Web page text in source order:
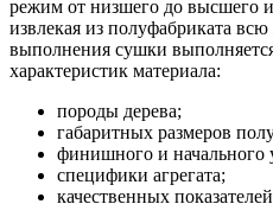
режим от низшего до высшего
извлекая из полуфабриката
выполнения сушки
характеристик материала:
породы дерева;
габаритных размеров
финишного и начального
специфики агрегата;
качественных